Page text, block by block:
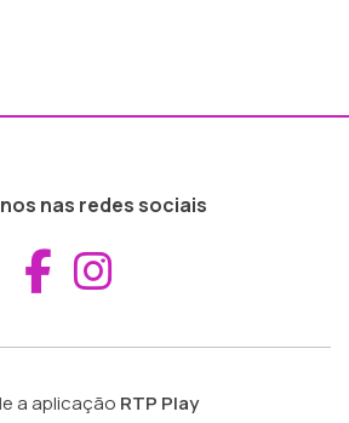
nas redes sociais
Aceder ao
a aplicação RTP Play